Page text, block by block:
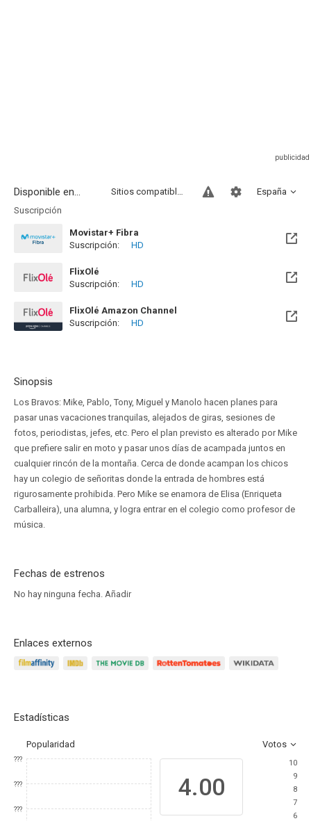
Disponible en... España
Sitios compatibles
Suscripción
Movistar+ Fibra
Disponible hasta el Vie, 01 Ene 2100 (Quedan 73 años)
Suscripción: HD
FlixOlé
Suscripción:
HD
FlixOlé Amazon Channel
Suscripción:
HD
Sinopsis
Los Bravos: Mike, Pablo, Tony, Miguel y Manolo hacen planes para
pasar unas vacaciones tranquilas, alejados de giras, sesiones de
fotos, periodistas, jefes, etc. Pero el plan previsto es alterado por Mike
que prefiere salir en moto y pasar unos días de acampada juntos en
cualquier rincón de la montaña. Cerca de donde acampan los chicos
hay un colegio de señoritas donde la entrada de hombres está
rigurosamente prohibida. Pero Mike se enamora de Elisa (Enriqueta
Carballeira), una alumna, y logra entrar en el colegio como profesor de
música.
Fechas de estrenos
No hay ninguna fecha. Añadir
Enlaces externos
Estadísticas
Popularidad Votos
???
???
???
4.00
10
9
8
7
6